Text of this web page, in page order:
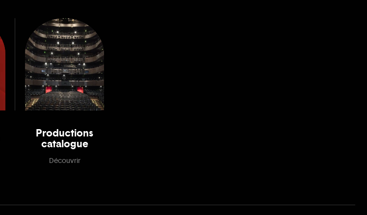
Productions
catalogue
Découvrir